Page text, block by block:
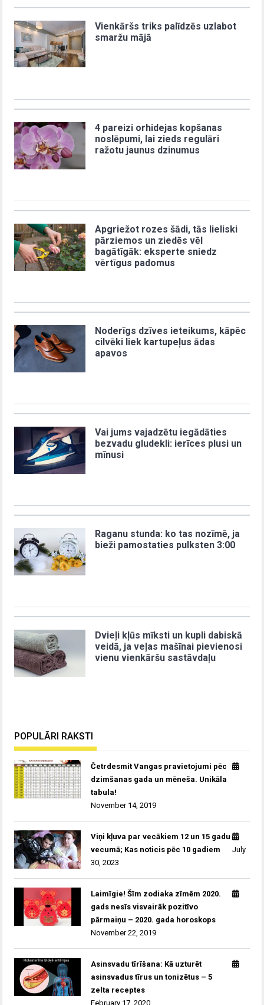
Vienkāršs triks palīdzēs uzlabot
smaržu mājā
4 pareizi orhidejas kopšanas
noslēpumi, lai zieds regulāri
ražotu jaunus dzinumus
Apgriežot rozes šādi, tās lieliski
pārziemos un ziedēs vēl
bagātīgāk: eksperte sniedz
vērtīgus padomus
Noderīgs dzīves ieteikums, kāpēc
cilvēki liek kartupeļus ādas
apavos
Vai jums vajadzētu iegādāties
bezvadu gludekli: ierīces plusi un
mīnusi
Raganu stunda: ko tas nozīmē, ja
bieži pamostaties pulksten 3:00
Dvieļi kļūs mīksti un kupli dabiskā
veidā, ja veļas mašīnai pievienosi
vienu vienkāršu sastāvdaļu
POPULĀRI RAKSTI
Četrdesmit Vangas pravietojumi pēc
dzimšanas gada un mēneša. Unikāla
tabula!
November 14, 2019
Viņi kļuva par vecākiem 12 un 15 gadu
vecumā; Kas noticis pēc 10 gadiem
July
30, 2023
Laimīgie! Šīm zodiaka zīmēm 2020.
gads nesīs visvairāk pozitīvo
pārmaiņu – 2020. gada horoskops
November 22, 2019
Asinsvadu tīrīšana: Kā uzturēt
asinsvadus tīrus un tonizētus – 5
zelta receptes
February 17, 2020